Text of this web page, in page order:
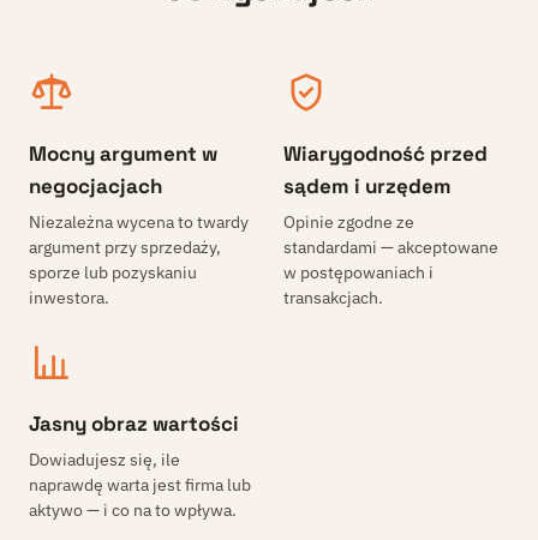
Mocny argument w
negocjacjach
Niezależna wycena to twardy
argument przy sprzedaży,
sporze lub pozyskaniu
inwestora.
Wiarygodność przed
sądem i urzędem
Opinie zgodne ze
standardami — akceptowane
w postępowaniach i
transakcjach.
Jasny obraz wartości
Dowiadujesz się, ile
naprawdę warta jest firma lub
aktywo — i co na to wpływa.